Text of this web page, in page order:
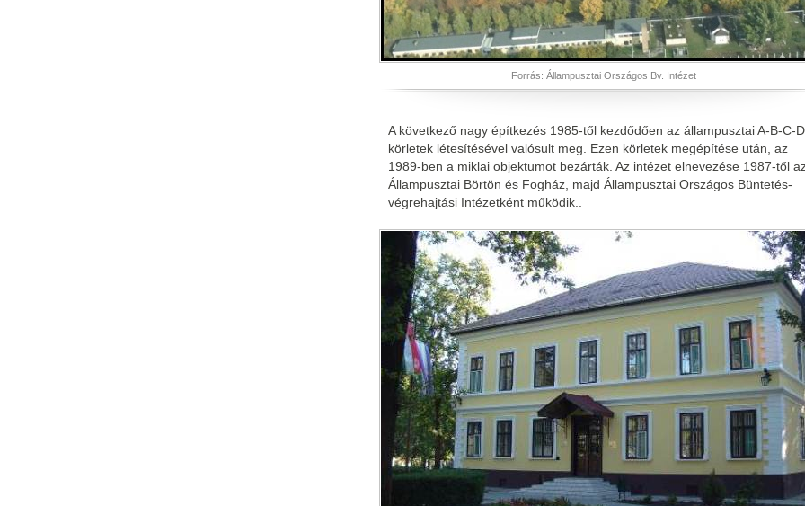
Forrás: Állampusztai Országos Bv. Intézet
A következő nagy építkezés 1985-től kezdődően az állampusztai A-B-C-D
körletek létesítésével valósult meg. Ezen körletek megépítése után, az
1989-ben a miklai objektumot bezárták. Az intézet elnevezése 1987-től
Állampusztai Börtön és Fogház, majd Állampusztai Országos Büntetés-
végrehajtási Intézetként működik..